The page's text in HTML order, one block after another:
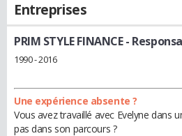
Entreprises
PRIM STYLE FINANCE-
1990 - 2016
Une expérience absente ?
Vous avez travaillé avec Evelyne dans
pas dans son parcours ?